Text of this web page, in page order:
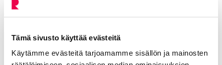
Tämä sivusto käyttää evästeitä
Käytämme evästeitä tarjoamamme sisällön ja mainosten
Seppo Minttu
Kulttuurituottaja